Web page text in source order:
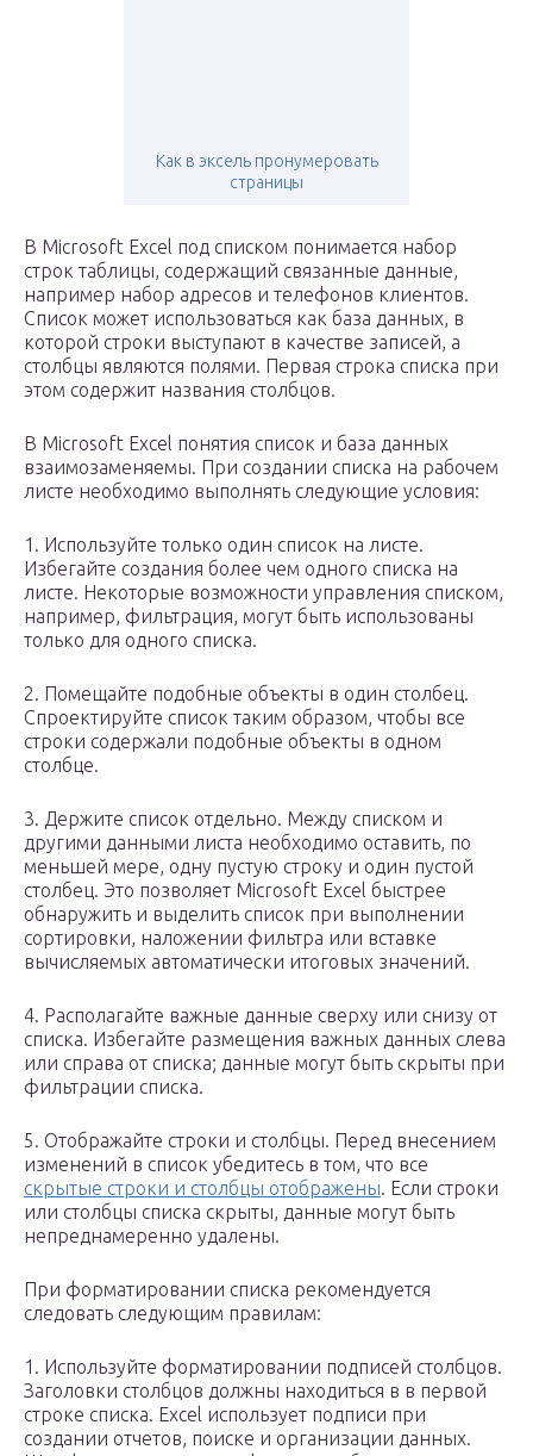
Как в эксель пронумеровать
страницы
В Microsoft Excel под списком понимается набор
строк таблицы, содержащий связанные данные,
например набор адресов и телефонов клиентов.
Список может использоваться как база данных, в
которой строки выступают в качестве записей, а
столбцы являются полями. Первая строка списка при
этом содержит названия столбцов.
В Microsoft Excel понятия список и база данных
взаимозаменяемы. При создании списка на рабочем
листе необходимо выполнять следующие условия:
1. Используйте только один список на листе.
Избегайте создания более чем одного списка на
листе. Некоторые возможности управления списком,
например, фильтрация, могут быть использованы
только для одного списка.
2. Помещайте подобные объекты в один столбец.
Спроектируйте список таким образом, чтобы все
строки содержали подобные объекты в одном
столбце.
3. Держите список отдельно. Между списком и
другими данными листа необходимо оставить, по
меньшей мере, одну пустую строку и один пустой
столбец. Это позволяет Microsoft Excel быстрее
обнаружить и выделить список при выполнении
сортировки, наложении фильтра или вставке
вычисляемых автоматически итоговых значений.
4. Располагайте важные данные сверху или снизу от
списка. Избегайте размещения важных данных слева
или справа от списка; данные могут быть скрыты при
фильтрации списка.
5. Отображайте строки и столбцы. Перед внесением
изменений в список убедитесь в том, что все
скрытые строки и столбцы отображены. Если строки
или столбцы списка скрыты, данные могут быть
непреднамеренно удалены.
При форматировании списка рекомендуется
следовать следующим правилам:
1. Используйте форматировании подписей столбцов.
Заголовки столбцов должны находиться в в первой
строке списка. Excel использует подписи при
создании отчетов, поиске и организации данных.